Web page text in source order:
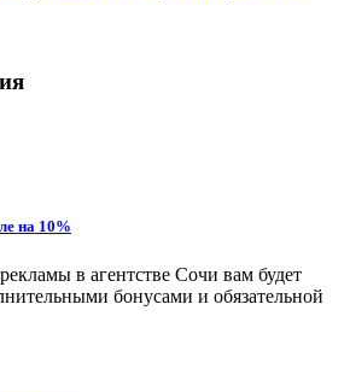
на 10%
в агентстве Сочи вам будет
бонусами и обязательной